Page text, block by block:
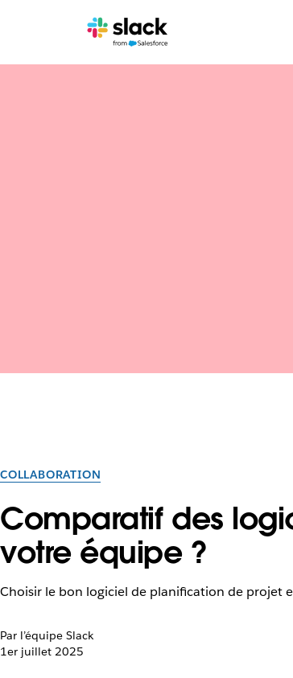
COLLABORATION
Comparatif des
votre équipe ?
Choisir le bon logiciel de planification de projet
Par l’équipe Slack
1er juillet 2025